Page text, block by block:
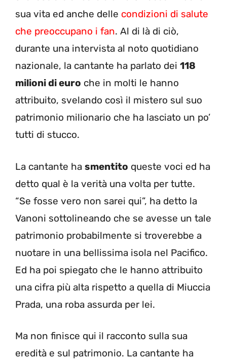
sua vita ed anche delle condizioni di salute
che preoccupano i fan. Al di là di ciò,
durante una intervista al noto quotidiano
nazionale, la cantante ha parlato dei 118
milioni di euro che in molti le hanno
attribuito, svelando così il mistero sul suo
patrimonio milionario che ha lasciato un po’
tutti di stucco.
La cantante ha smentito queste voci ed ha
detto qual è la verità una volta per tutte.
“Se fosse vero non sarei qui”, ha detto la
Vanoni sottolineando che se avesse un tale
patrimonio probabilmente si troverebbe a
nuotare in una bellissima isola nel Pacifico.
Ed ha poi spiegato che le hanno attribuito
una cifra più alta rispetto a quella di Miuccia
Prada, una roba assurda per lei.
Ma non finisce qui il racconto sulla sua
eredità e sul patrimonio. La cantante ha